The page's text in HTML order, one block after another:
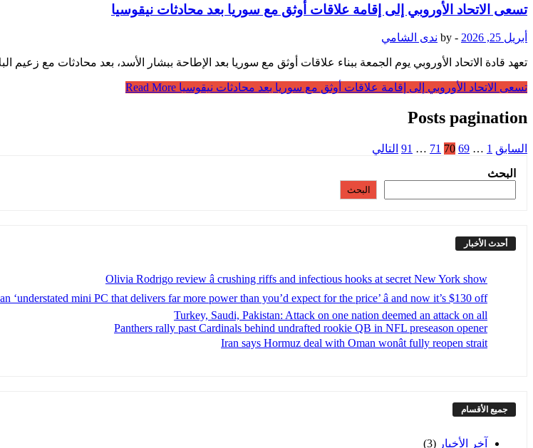
تسعى الاتحاد الأوروبي إلى إقامة علاقات أوثق مع سوريا بعد محادثات نيقوسيا
أبريل 25, 2026 -
by ندى الشامي
تعهد قادة الاتحاد الأوروبي يوم الجمعة ببناء علاقات أوثق مع سوريا بعد الإطاحة ببشار الأسد، بعد محادثات مع
تسعى الاتحاد الأوروبي إلى إقامة علاقات أوثق مع سوريا بعد محادثات نيقوسيا
Posts pagination
السابق 1
…
69
70
71
…
91 التالي
البحث
البحث
أحدث الأخبار
Olivia Rodrigo review â crushing riffs and infectious hooks at secret New York show
‘understated mini PC that delivers far more power than you’d expect for the price’ â and now it’s $130 off
Turkey, Saudi, Pakistan: Attack on one nation deemed an attack on all
Panthers rally past Cardinals behind undrafted rookie QB in NFL preseason opener
Iran says Hormuz deal with Oman wonât fully reopen strait
جميع الأقسام
آخر الأخبار (3)